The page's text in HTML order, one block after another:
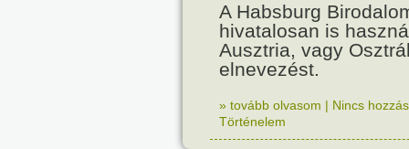
A Habsburg
hivatalosan is
Ausztria, vagy
elnevezést.
» tovább olvasom | Nincs
Történelem